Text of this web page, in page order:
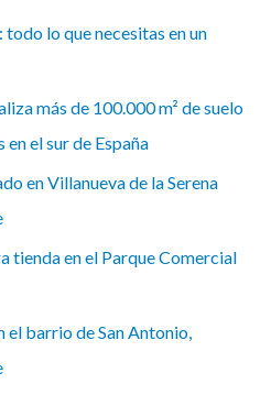
lo que necesitas en un
más de 100.000 m² de suelo
el sur de España
en Villanueva de la Serena
tienda en el Parque Comercial
el barrio de San Antonio,